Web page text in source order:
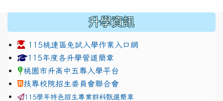
升學資訊
115桃連區免試入學作業入口網
link to https://www.jhjhs.tyc.edu.tw/modules/
115年度各升學管道簡章
桃園市升高中五專入學平台
技專校院招生委員會聯合會
115學年特色招生專業群科甄選簡章